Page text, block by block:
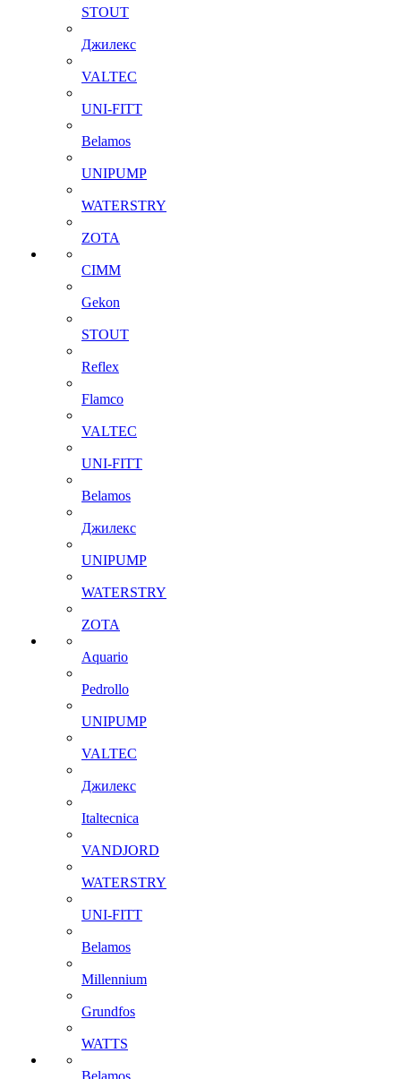
STOUT
Джилекс
VALTEC
UNI-FITT
Belamos
UNIPUMP
WATERSTRY
ZOTA
CIMM
Gekon
STOUT
Reflex
Flamco
VALTEC
UNI-FITT
Belamos
Джилекс
UNIPUMP
WATERSTRY
ZOTA
Aquario
Pedrollo
UNIPUMP
VALTEC
Джилекс
Italtecnica
VANDJORD
WATERSTRY
UNI-FITT
Belamos
Millennium
Grundfos
WATTS
Belamos